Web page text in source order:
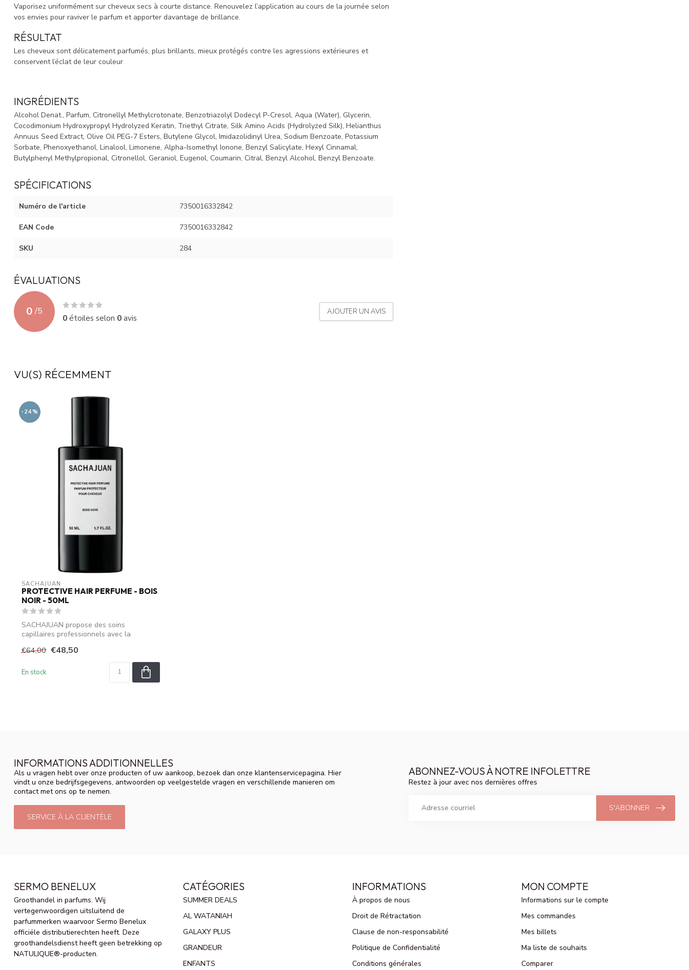
Vaporisez uniformément sur cheveux secs à courte distance. Renouvelez l’application au cours de la journée selon
vos envies pour raviver le parfum et apporter davantage de brillance.
RÉSULTAT
Les cheveux sont délicatement parfumés, plus brillants, mieux protégés contre les agressions extérieures et
conservent l’éclat de leur couleur
INGRÉDIENTS
Alcohol Denat., Parfum, Citronellyl Methylcrotonate, Benzotriazolyl Dodecyl P-Cresol, Aqua (Water), Glycerin,
Cocodimonium Hydroxypropyl Hydrolyzed Keratin, Triethyl Citrate, Silk Amino Acids (Hydrolyzed Silk), Helianthus
Annuus Seed Extract, Olive Oil PEG-7 Esters, Butylene Glycol, Imidazolidinyl Urea, Sodium Benzoate, Potassium
Sorbate, Phenoxyethanol, Linalool, Limonene, Alpha-Isomethyl Ionone, Benzyl Salicylate, Hexyl Cinnamal,
Butylphenyl Methylpropional, Citronellol, Geraniol, Eugenol, Coumarin, Citral, Benzyl Alcohol, Benzyl Benzoate.
SPÉCIFICATIONS
Numéro de l'article 7350016332842
EAN Code 7350016332842
SKU 284
ÉVALUATIONS
0 /5
0étoiles selon 0avis
AJOUTER UN AVIS
VU(S) RÉCEMMENT
-24%
SACHAJUAN
PROTECTIVE HAIR PERFUME - BOIS
NOIR - 50ML
SACHAJUAN propose des soins
capillaires professionnels avec la
€64,00 €48,50
En stock
INFORMATIONS ADDITIONNELLES
Als u vragen hebt over onze producten of uw aankoop, bezoek dan onze klantenservicepagina. Hier
vindt u onze bedrijfsgegevens, antwoorden op veelgestelde vragen en verschillende manieren om
contact met ons op te nemen.
SERVICE À LA CLIENTÈLE
ABONNEZ-VOUS À NOTRE INFOLETTRE
Restez à jour avec nos dernières offres
S'ABONNER
SERMO BENELUX
Groothandel in parfums. Wij
vertegenwoordigen uitsluitend de
parfummerken waarvoor Sermo Benelux
officiële distributierechten heeft. Deze
groothandelsdienst heeft geen betrekking op
NATULIQUE®-producten.
CATÉGORIES
SUMMER DEALS
AL WATANIAH
GALAXY PLUS
GRANDEUR
ENFANTS
INFORMATIONS
À propos de nous
Droit de Rétractation
Clause de non-responsabilité
Politique de Confidentialité
Conditions générales
MON COMPTE
Informations sur le compte
Mes commandes
Mes billets
Ma liste de souhaits
Comparer